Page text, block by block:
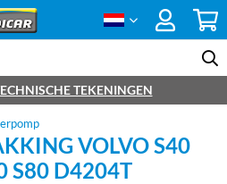
TEKENINGEN
VOLVO S40
S80 D4204T